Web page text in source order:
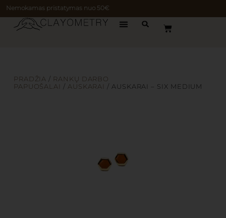
Nemokamas pristatymas nuo 50€
PRADŽIA / RANKŲ DARBO
PAPUOŠALAI
/ AUSKARAI / AUSKARAI – SIX MEDIUM